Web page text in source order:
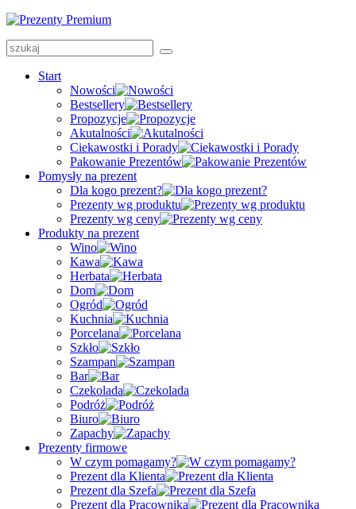
Start
Nowości
Bestsellery
Propozycje
Akutalności
Ciekawostki i Porady
Pakowanie Prezentów
Pomysły na prezent
Dla kogo prezent?
Prezenty wg produktu
Prezenty wg ceny
Produkty na prezent
Wino
Kawa
Herbata
Dom
Ogród
Kuchnia
Porcelana
Szkło
Szampan
Bar
Czekolada
Podróż
Biuro
Zapachy
Prezenty firmowe
W czym pomagamy?
Prezent dla Klienta
Prezent dla Szefa
Prezent dla Pracownika